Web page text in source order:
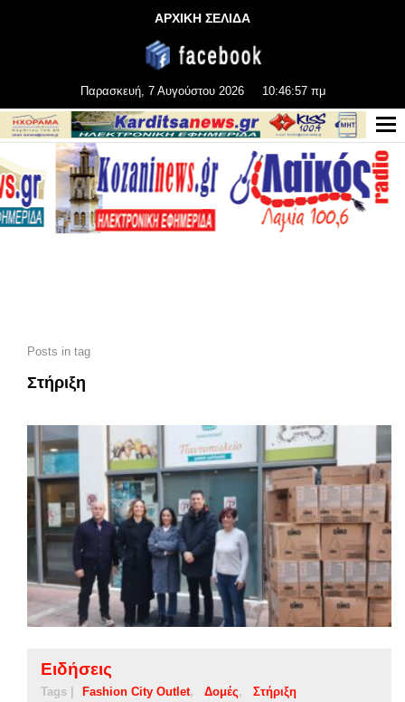
ΑΡΧΙΚΗ ΣΕΛΙΔΑ
Παρασκευή, 7 Αυγούστου 2026 10:46:59 πμ
Posts in tag
Στήριξη
Ειδήσεις
Tags | Fashion City Outlet Δομές Στήριξη